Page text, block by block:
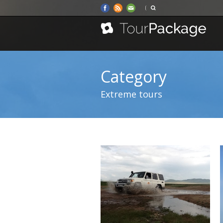
Category
Extreme tours